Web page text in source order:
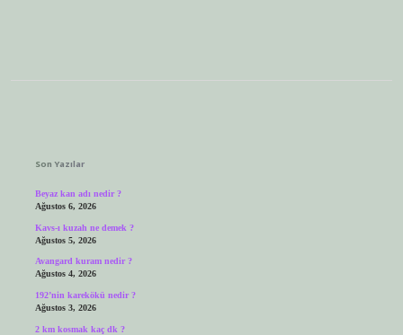
Son Yazılar
Beyaz kan adı nedir ?
Ağustos 6, 2026
Kavs-ı kuzah ne demek ?
Ağustos 5, 2026
Avangard kuram nedir ?
Ağustos 4, 2026
192’nin karekökü nedir ?
Ağustos 3, 2026
2 km kosmak kaç dk ?